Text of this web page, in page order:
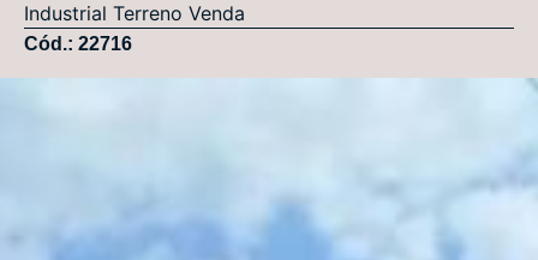
Industrial Terreno Venda
Cód.: 22716